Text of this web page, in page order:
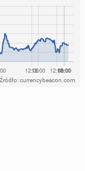
Źródło: currencybeacon.com